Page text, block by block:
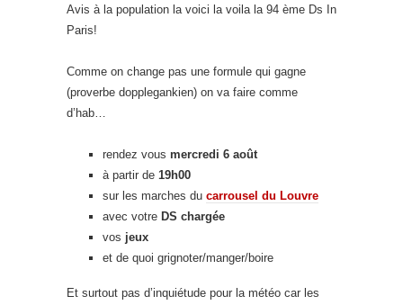
Avis à la population la voici la voila la 94 ème Ds In
Paris!
Comme on change pas une formule qui gagne
(proverbe dopplegankien) on va faire comme
d’hab…
rendez vous mercredi 6 août
à partir de 19h00
sur les marches du carrousel du Louvre
avec votre DS chargée
vos jeux
et de quoi grignoter/manger/boire
Et surtout pas d’inquiétude pour la météo car les